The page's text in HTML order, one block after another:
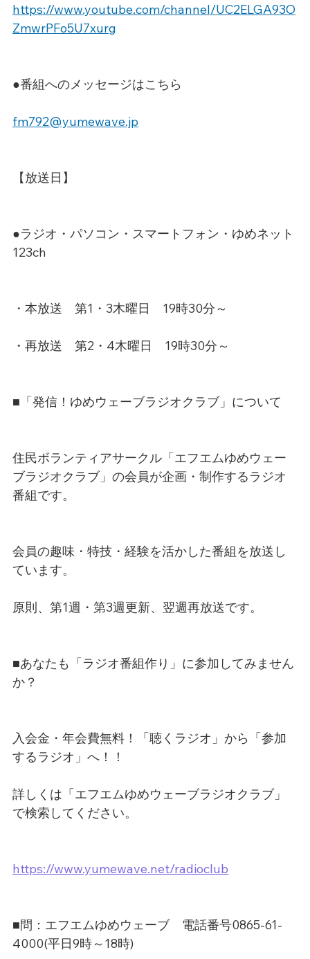
https://www.youtube.com/channel/UC2ELGA93O
ZmwrPFo5U7xurg
●番組へのメッセージはこちら
fm792@yumewave.jp
【放送日】
●ラジオ・パソコン・スマートフォン・ゆめネット
123ch
・本放送　第1・3木曜日　19時30分～
・再放送　第2・4木曜日　19時30分～
■「発信！ゆめウェーブラジオクラブ」について
住民ボランティアサークル「エフエムゆめウェー
ブラジオクラブ」の会員が企画・制作するラジオ
番組です。
会員の趣味・特技・経験を活かした番組を放送し
ています。
原則、第1週・第3週更新、翌週再放送です。
■あなたも「ラジオ番組作り」に参加してみません
か？
入会金・年会費無料！「聴くラジオ」から「参加
するラジオ」へ！！
詳しくは「エフエムゆめウェーブラジオクラブ」
で検索してください。
https://www.yumewave.net/radioclub
■問：エフエムゆめウェーブ　電話番号0865-61-
4000(平日9時～18時)